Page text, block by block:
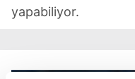
yapabiliyor.